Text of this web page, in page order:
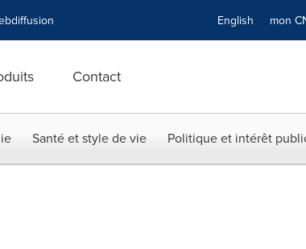
English mon
Contact
Santé et style de vie Politique et intérêt